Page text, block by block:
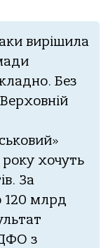
вирішила
Без
хочуть
За
120 млрд
з